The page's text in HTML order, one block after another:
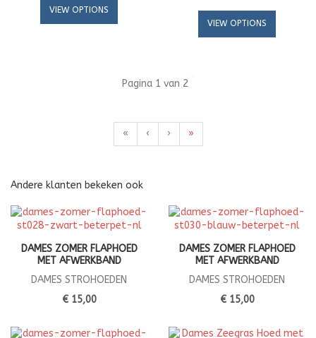
VIEW OPTIONS
VIEW OPTIONS
Pagina 1 van 2
« ‹ › »
Andere klanten bekeken ook
DAMES ZOMER FLAPHOED
MET AFWERKBAND
DAMES STROHOEDEN
€ 15,00
DAMES ZOMER FLAPHOED
MET AFWERKBAND
DAMES STROHOEDEN
€ 15,00